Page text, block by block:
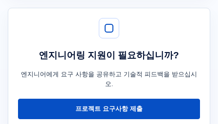
엔지니어링 지원이 필요하십니까?
엔지니어에게 요구 사항을 공유하고 기술적 피드백을 받으십시
오.
프로젝트 요구사항 제출